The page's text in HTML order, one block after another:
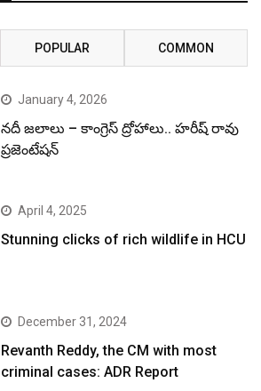
POPULAR COMMON
January 4, 2026
నదీ జలాలు – కాంగ్రెస్ ద్రోహాలు.. హరీష్ రావు
ప్రజెంటేషన్
April 4, 2025
Stunning clicks of rich wildlife in HCU
December 31, 2024
Revanth Reddy, the CM with most
criminal cases: ADR Report